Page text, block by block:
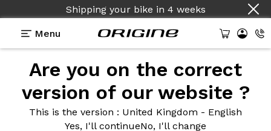
Shipping your bike in 4 weeks
Menu
Are you on the correct
version of our website ?
This is the version : United Kingdom - English
Yes, I'll continueNo, I'll change
Reviews> Vélo de Route Axxome 250 - Ultegra Di2
Vélo deRoute Axxome 250 -
Ultegra Di2